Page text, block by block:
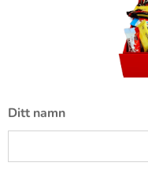
Ditt namn